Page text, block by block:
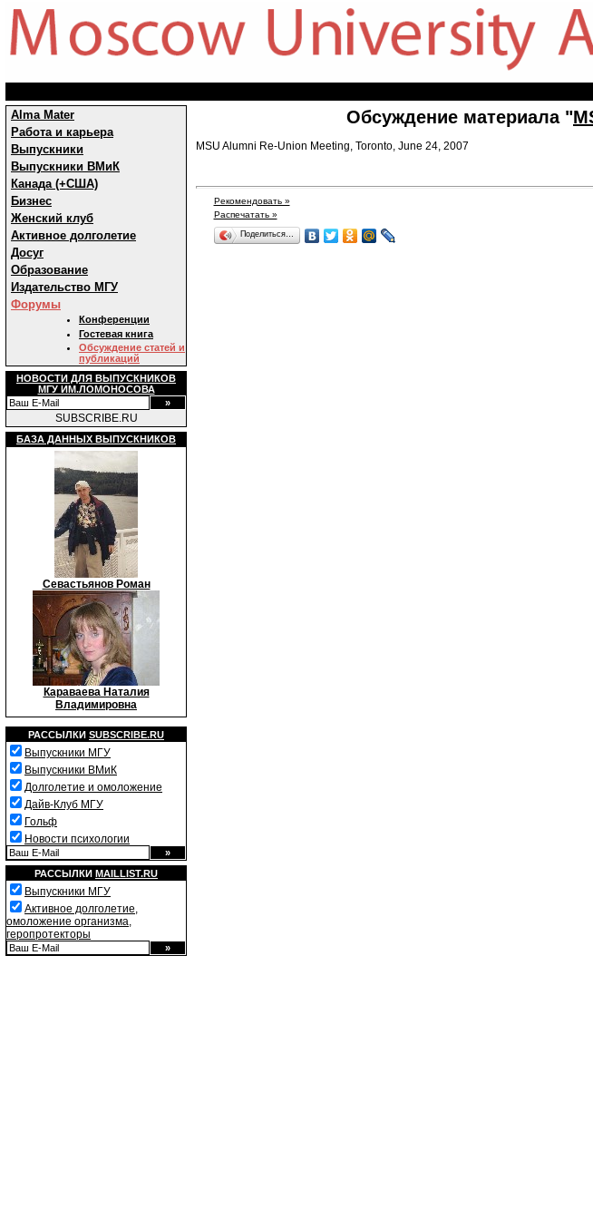
Alma Mater
Работа и карьера
Выпускники
Выпускники ВМиК
Канада (+США)
Бизнес
Женский клуб
Активное долголетие
Досуг
Образование
Издательство МГУ
Форумы
Конференции
Гостевая книга
Обсуждение статей и
публикаций
НОВОСТИ ДЛЯ ВЫПУСКНИКОВ
МГУ ИМ.ЛОМОНОСОВА
SUBSCRIBE.RU
БАЗА ДАННЫХ ВЫПУСКНИКОВ
Севастьянов Роман
Караваева Наталия
Владимировна
РАССЫЛКИ SUBSCRIBE.RU
Выпускники МГУ
Выпускники ВМиК
Долголетие и омоложение
Дайв-Клуб МГУ
Гольф
Новости психологии
РАССЫЛКИ MAILLIST.RU
Выпускники МГУ
Активное долголетие,
омоложение организма,
геропротекторы
Обсуждение материала "
MSU Alumni Re-Union Meeting, Toronto, June 24, 2007
Рекомендовать »
Распечатать »
Поделиться…